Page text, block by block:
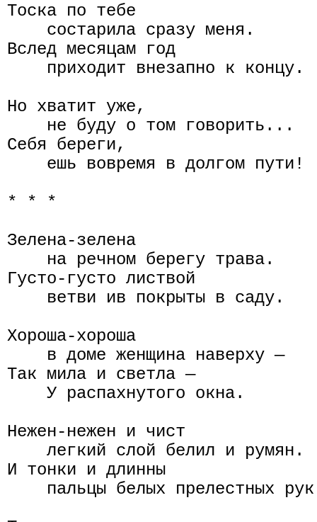
Тоска по тебе
    состарила сразу меня.
Вслед месяцам год
    приходит внезапно к концу.
Но хватит уже,
    не буду о том говорить...
Себя береги,
    ешь вовремя в долгом пути!
* * *
Зелена-зелена
    на речном берегу трава.
Густо-густо листвой
    ветви ив покрыты в саду.
Хороша-хороша
    в доме женщина наверху —
Так мила и светла —
    У распахнутого окна.
Нежен-нежен и чист
    легкий слой белил и румян.
И тонки и длинны
пальцы белых прелестных